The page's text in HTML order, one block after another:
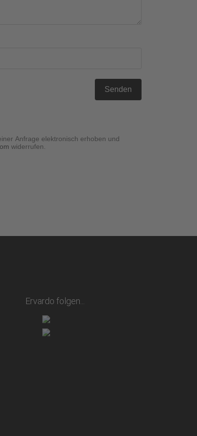
Senden
Anfrage elektronisch erhoben und
widerrufen.
Ervardo folgen...